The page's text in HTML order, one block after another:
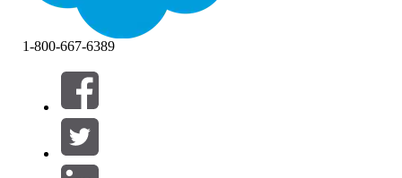
Filter (0)
VÄLJ FILTER
Produktområde
1-800-667-6389